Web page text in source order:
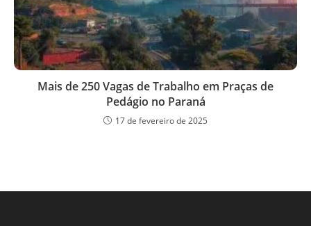
Mais de 250 Vagas de Trabalho em Praças de
Pedágio no Paraná
17 de fevereiro de 2025